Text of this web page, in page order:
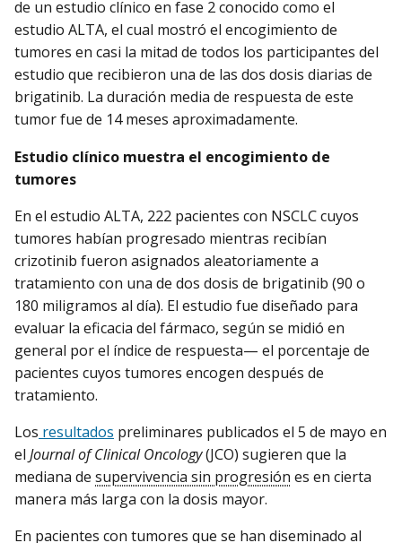
de un estudio clínico en fase 2 conocido como el
estudio ALTA, el cual mostró el encogimiento de
tumores en casi la mitad de todos los participantes del
estudio que recibieron una de las dos dosis diarias de
brigatinib. La duración media de respuesta de este
tumor fue de 14 meses aproximadamente.
Estudio clínico muestra el encogimiento de
tumores
En el estudio ALTA, 222 pacientes con NSCLC cuyos
tumores habían progresado mientras recibían
crizotinib fueron asignados aleatoriamente a
tratamiento con una de dos dosis de brigatinib (90 o
180 miligramos al día). El estudio fue diseñado para
evaluar la eficacia del fármaco, según se midió en
general por el índice de respuesta— el porcentaje de
pacientes cuyos tumores encogen después de
tratamiento.
Los resultados preliminares publicados el 5 de mayo en
el Journal of Clinical Oncology(JCO) sugieren que la
mediana de supervivencia sin progresión es en cierta
manera más larga con la dosis mayor.
En pacientes con tumores que se han diseminado al